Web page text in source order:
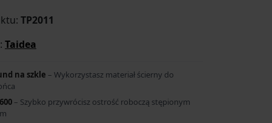
TP2011
Taidea
na szkle – Wykorzystasz materiał ścierny do
– Szybko przywrócisz ostrość roboczą stępionym